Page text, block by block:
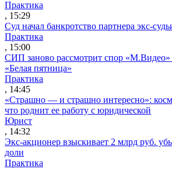
Практика
, 15:29
Суд начал банкротство партнера экс-
Практика
, 15:00
СИП заново рассмотрит спор «М.Видео»
«Белая пятница»
Практика
, 14:45
«Страшно — и страшно интересно»:
что роднит ее работу с юридической
Юрист
, 14:32
Экс-акционер взыскивает 2 млрд руб.
доли
Практика